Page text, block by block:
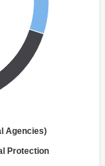
Agencies)
Protection